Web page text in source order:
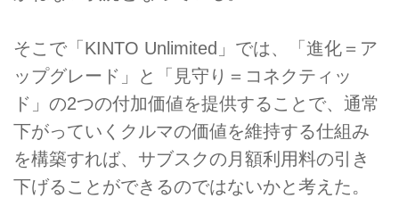
そこで「KINTO Unlimited」では、「進化＝ア
ップグレード」と「見守り＝コネクティッ
ド」の2つの付加価値を提供することで、通常
下がっていくクルマの価値を維持する仕組み
を構築すれば、サブスクの月額利用料の引き
下げることができるのではないかと考えた。